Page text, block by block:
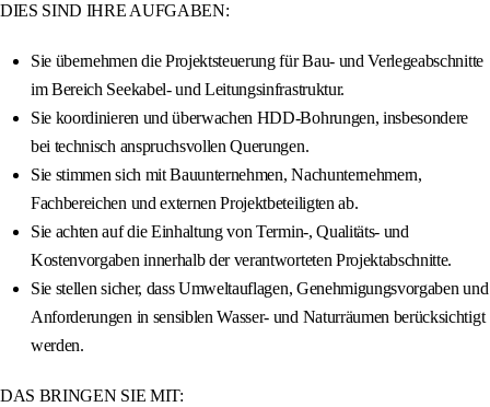
DIES SIND IHRE AUFGABEN:
Sie übernehmen die Projektsteuerung für Bau- und Verlegeabschnitte
im Bereich Seekabel- und Leitungsinfrastruktur.
Sie koordinieren und überwachen HDD-Bohrungen, insbesondere
bei technisch anspruchsvollen Querungen.
Sie stimmen sich mit Bauunternehmen, Nachunternehmern,
Fachbereichen und externen Projektbeteiligten ab.
Sie achten auf die Einhaltung von Termin-, Qualitäts- und
Kostenvorgaben innerhalb der verantworteten Projektabschnitte.
Sie stellen sicher, dass Umweltauflagen, Genehmigungsvorgaben und
Anforderungen in sensiblen Wasser- und Naturräumen berücksichtigt
werden.
DAS BRINGEN SIE MIT: